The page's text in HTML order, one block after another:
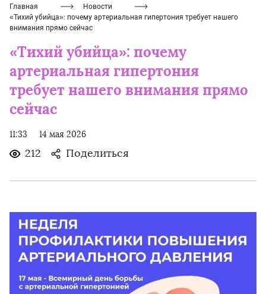
Главная
Новости
«Тихий убийца»: почему артериальная гипертония требует нашего
внимания прямо сейчас
«Тихий убийца»: почему
артериальная гипертония
требует нашего внимания прямо
сейчас
11:33 14 мая 2026
212 Поделиться